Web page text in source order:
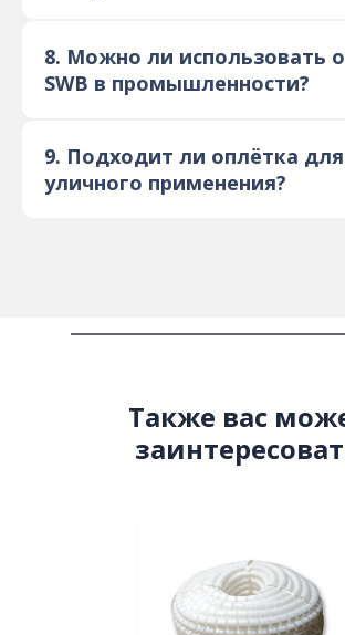
8. Можно ли использовать
SWB в промышленности?
9. Подходит ли оплётка для
уличного применения?
Также вас